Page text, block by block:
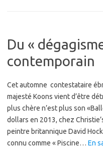
Du «
contemporain
Cet automne contestataire
majesté Koons vient d’être
plus chère n’est plus son
dollars en 2013, chez
peintre britannique David
connu comme « Piscine… En